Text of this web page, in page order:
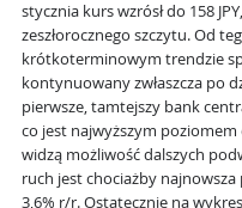
stycznia kurs wzrósł do 158
zeszłorocznego szczytu. Od
krótkoterminowym trendzie
kontynuowany zwłaszcza po
pierwsze, tamtejszy bank
co jest najwyższym poziomem
widzą możliwość dalszych
ruch jest chociażby
3,6% r/r. Ostatecznie na